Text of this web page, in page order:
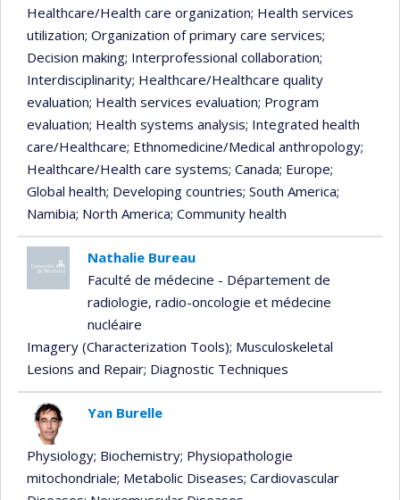
Healthcare/Health care organization; Health services
utilization; Organization of primary care services;
Decision making; Interprofessional collaboration;
Interdisciplinarity; Healthcare/Healthcare quality
evaluation; Health services evaluation; Program
evaluation; Health systems analysis; Integrated health
care/Healthcare; Ethnomedicine/Medical anthropology;
Healthcare/Health care systems; Canada; Europe;
Global health; Developing countries; South America;
Namibia; North America; Community health
Nathalie Bureau
Faculté de médecine - Département de
radiologie, radio-oncologie et médecine
nucléaire
Imagery (Characterization Tools); Musculoskeletal
Lesions and Repair; Diagnostic Techniques
Yan Burelle
Physiology; Biochemistry; Physiopathologie
mitochondriale; Metabolic Diseases; Cardiovascular